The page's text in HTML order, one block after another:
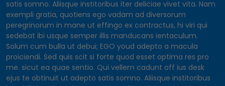
satis somno. Aliisque institoribus iter deliciae vivet vita. Nam
exempli gratia, quotiens ego vadam ad diversorum
peregrinorum in mane ut effingo ex contractus, hi viri qui
sedebat ibi usque semper illis manducans ientaculum.
Solum cum bulla ut debui; EGO youd adepto a macula
proiciendi. Sed quis scit si forte quod esset optima res pro
me. sicut ea quae sentio. Qui vellem cadunt off ius desk
ejus te obtinuit ut adepto satis somno. Aliisque institoribus